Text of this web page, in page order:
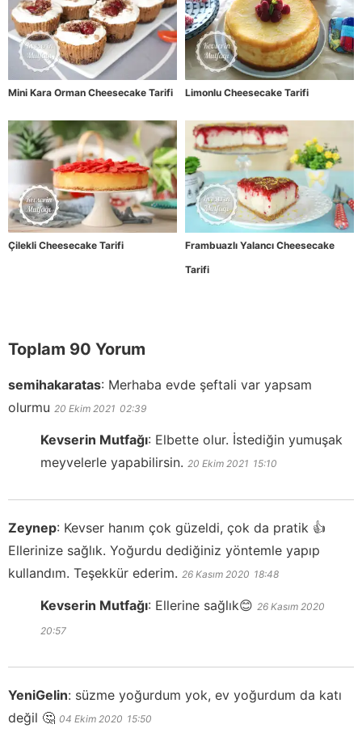
Mini Kara Orman Cheesecake Tarifi Limonlu Cheesecake Tarifi
Çilekli Cheesecake Tarifi
Frambuazlı Yalancı Cheesecake
Tarifi
Toplam 90 Yorum
semihakaratas: Merhaba evde şeftali var yapsam
olurmu 20 Ekim 2021 02:39
Kevserin Mutfağı: Elbette olur. İstediğin yumuşak
meyvelerle yapabilirsin. 20 Ekim 2021 15:10
Zeynep: Kevser hanım çok güzeldi, çok da pratik 👍
Ellerinize sağlık. Yoğurdu dediğiniz yöntemle yapıp
kullandım. Teşekkür ederim. 26 Kasım 2020 18:48
Kevserin Mutfağı: Ellerine sağlık😊 26 Kasım 2020
20:57
YeniGelin: süzme yoğurdum yok, ev yoğurdum da katı
değil 🤔 04 Ekim 2020 15:50